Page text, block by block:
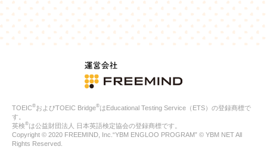
れらの情報を広告配信以外の目的で利用することはありません。
4.
個人情報の第三者への提供
当社は、次の場合を除き、ご本人の同意なしに個人情報を第三者
に提供することはありません。
ご本人の同意がある場合
法令に基づく場合
人の生命、身体または財産の保護のために必要がある場合であ
公衆衛生の向上または児童の健全な育成の推進のために特に必
合
特定した利用目的の達成に必要な範囲内において、個人情報の
TOEIC®およびTOEIC Bridge®はEducational Testing Service（ETS）の登録商標で
す。
英検®は公益財団法人 日本英語検定協会の登録商標です。
Copyright © 2020 FREEMIND, Inc.“YBM ENGLOO PROGRAM” © YBM NET All
Rights Reserved.